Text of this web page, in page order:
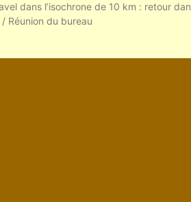
dans l’isochrone de 10 km : retour
Réunion du bureau